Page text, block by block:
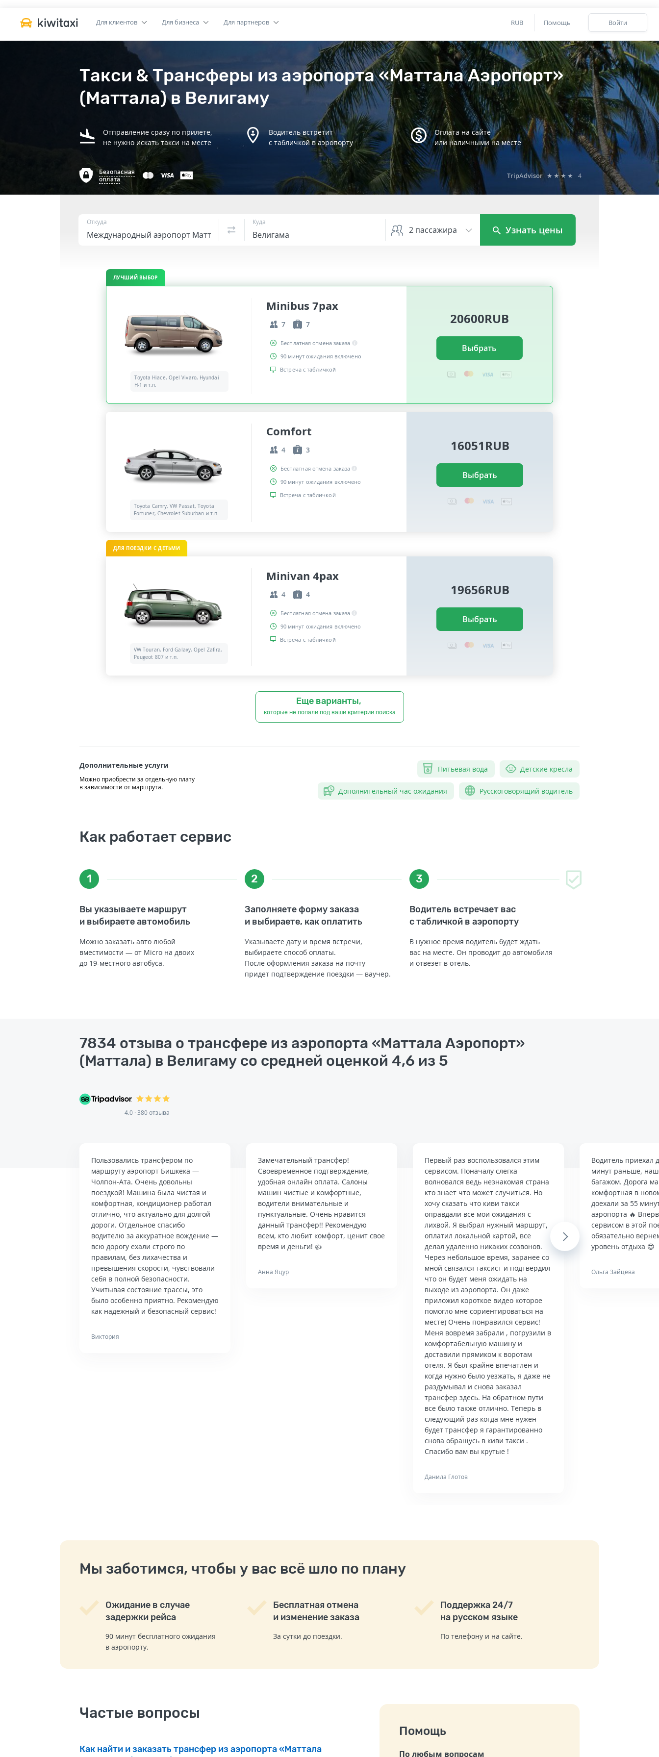
RUB Помощь Войти
Для клиентов Для бизнеса Для партнеров
Такси & Трансферы из аэропорта «Маттала Аэропорт»
(Маттала) в Велигаму
Отправление сразу по прилете,
не нужно искать такси на месте
Водитель встретит
с табличкой в аэропорту
Оплата на сайте
или наличными на месте
Безопасная
оплата
TripAdvisor ★★★★ 4
Откуда Куда
2 пассажира Узнать цены
ЛУЧШИЙ ВЫБОР
Toyota Hiace, Opel Vivaro, Hyundai
H-1 и т.п.
Minibus 7pax
7 7
Бесплатная отмена заказа
90 минут ожидания включено
Встреча с табличкой
20600RUB
Выбрать
Toyota Camry, VW Passat, Toyota
Fortuner, Chevrolet Suburban и т.п.
Comfort
4 3
Бесплатная отмена заказа
90 минут ожидания включено
Встреча с табличкой
16051RUB
Выбрать
ДЛЯ ПОЕЗДКИ С ДЕТЬМИ
VW Touran, Ford Galaxy, Opel Zafira,
Peugeot 807 и т.п.
Minivan 4pax
4 4
Бесплатная отмена заказа
90 минут ожидания включено
Встреча с табличкой
19656RUB
Выбрать
Еще варианты,
которые не попали под ваши критерии поиска
Дополнительные услуги
Можно приобрести за отдельную плату
в зависимости от маршрута.
Питьевая вода Детские кресла
Дополнительный час ожидания Русскоговорящий водитель
Как работает сервис
1
Вы указываете маршрут
и выбираете автомобиль
Можно заказать авто любой
вместимости — от Micro на двоих
до 19-местного автобуса.
2
Заполняете форму заказа
и выбираете, как оплатить
Указываете дату и время встречи,
выбираете способ оплаты.
После оформления заказа на почту
придет подтверждение поездки — ваучер.
3
Водитель встречает вас
с табличкой в аэропорту
В нужное время водитель будет ждать
вас на месте. Он проводит до автомобиля
и отвезет в отель.
7834 отзыва о трансфере из аэропорта «Маттала Аэропорт»
(Маттала) в Велигаму со средней оценкой 4,6 из 5
4.0 · 380 отзыва
Пользовались трансфером по
маршруту аэропорт Бишкека —
Чолпон-Ата. Очень довольны
поездкой! Машина была чистая и
комфортная, кондиционер работал
отлично, что актуально для долгой
дороги. Отдельное спасибо
водителю за аккуратное вождение —
всю дорогу ехали строго по
правилам, без лихачества и
превышения скорости, чувствовали
себя в полной безопасности.
Учитывая состояние трассы, это
было особенно приятно. Рекомендую
как надежный и безопасный сервис!
Виктория
Замечательный трансфер!
Своевременное подтверждение,
удобная онлайн оплата. Салоны
машин чистые и комфортные,
водители внимательные и
пунктуальные. Очень нравится
данный трансфер!! Рекомендую
всем, кто любит комфорт, ценит свое
время и деньги! 👍
Анна Яцур
Первый раз воспользовался этим
сервисом. Поначалу слегка
волновался ведь незнакомая страна
кто знает что может случиться. Но
хочу сказать что киви такси
оправдали все мои ожидания с
лихвой. Я выбрал нужный маршрут,
оплатил локальной картой, все
делал удаленно никаких созвонов.
Через небольшое время, заранее со
мной связался таксист и подтвердил
что он будет меня ожидать на
выходе из аэропорта. Он даже
приложил короткое видео которое
помогло мне сориентироваться на
месте) Очень понравился сервис!
Меня вовремя забрали , погрузили в
комфортабельную машину и
доставили прямиком к воротам
отеля. Я был крайне впечатлен и
когда нужно было уезжать, я даже не
раздумывал и снова заказал
трансфер здесь. На обратном пути
все было также отлично. Теперь в
следующий раз когда мне нужен
будет трансфер я гарантированно
снова обращусь в киви такси .
Спасибо вам вы крутые !
Данила Глотов
Водитель приехал
минут раньше,
багажом. Дорога
комфортная в
доехали за 55
аэропорта 🔥
сервисом в этой
обязательно
уровень отдыха 😍
Ольга Зайцева
Next
Мы заботимся, чтобы у вас всё шло по плану
Ожидание в случае
задержки рейса
90 минут бесплатного ожидания
в аэропорту.
Бесплатная отмена
и изменение заказа
За сутки до поездки.
Поддержка 24/7
на русском языке
По телефону и на сайте.
Частые вопросы
Как найти и заказать трансфер из аэропорта «Маттала
Помощь
По любым вопросам